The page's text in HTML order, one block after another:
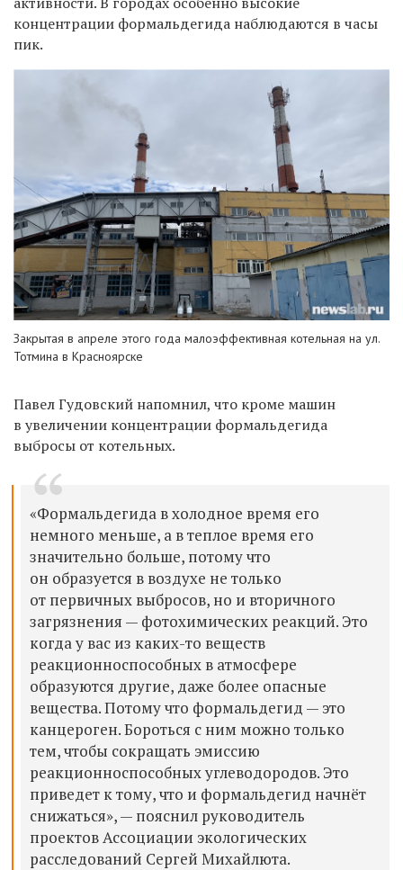
концентрации формальдегида наблюдаются в часы
пик.
Закрытая в апреле этого года малоэффективная котельная на ул.
Тотмина в Красноярске
Павел Гудовский напомнил, что кроме машин
в увеличении концентрации формальдегида
выбросы от котельных.
«Формальдегида в холодное время его
немного меньше, а в теплое время его
значительно больше, потому что
он образуется в воздухе не только
от первичных выбросов, но и вторичного
загрязнения — фотохимических реакций. Это
когда у вас из каких-то веществ
реакционноспособных в атмосфере
образуются другие, даже более опасные
вещества. Потому что формальдегид — это
канцероген. Бороться с ним можно только
тем, чтобы сокращать эмиссию
реакционноспособных углеводородов. Это
приведет к тому, что и формальдегид начнёт
снижаться», — пояснил руководитель
проектов Ассоциации экологических
расследований Сергей Михайлюта.